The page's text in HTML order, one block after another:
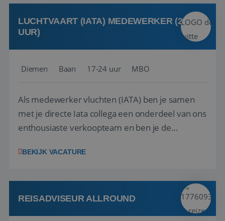
deze onderdelen zijn nu samen gevoegd...
LUCHTVAART (IATA) MEDEWERKER (24-32
UUR)
Diemen Baan 17-24 uur MBO
Als medewerker vluchten (IATA) ben je samen
met je directe Iata collega een onderdeel van ons
enthousiaste verkoopteam en ben je de
en tarieven waar je collega’s niet uitkomen.
kwaliteitsbewaking van alles wat met IATA te m...
BEKIJK VACATURE
REISADVISEUR ALLROUND